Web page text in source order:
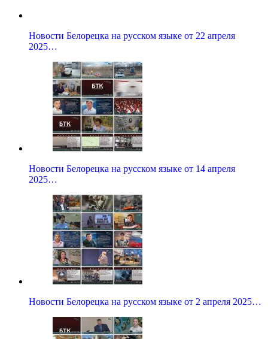
Новости Белорецка на русском языке от 22 апреля
2025…
Новости Белорецка на русском языке от 14 апреля
2025…
Новости Белорецка на русском языке от 2 апреля 2025…